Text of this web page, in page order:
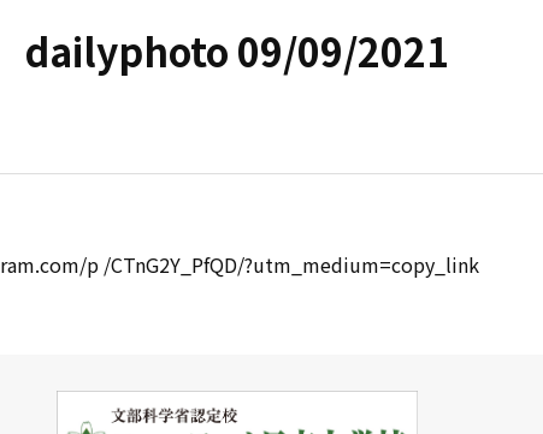
dailyphoto 09/09/2021
p /CTnG2Y_PfQD/?utm_medium=copy_link